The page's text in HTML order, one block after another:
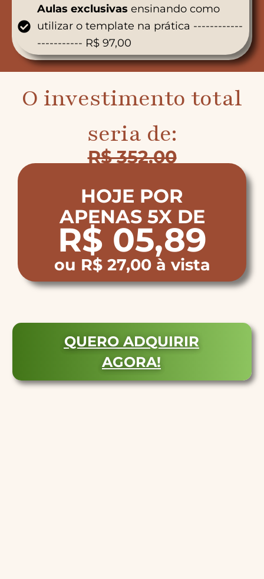
Aulas exclusivas ensinando como
utilizar o template na prática ------------
----------- R$ 97,00
O investimento total
seria de:
R$ 352,00
HOJE POR
APENAS 5X DE
R$ 05,89
ou R$ 27,00 à vista
QUERO ADQUIRIR
AGORA!